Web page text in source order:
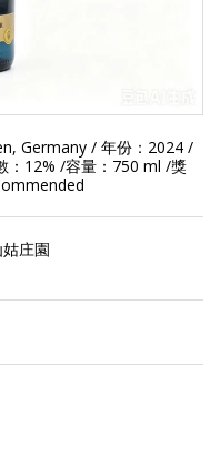
Germany / 年份：2024 /
：12% /容量：750 ml /獎
庄園